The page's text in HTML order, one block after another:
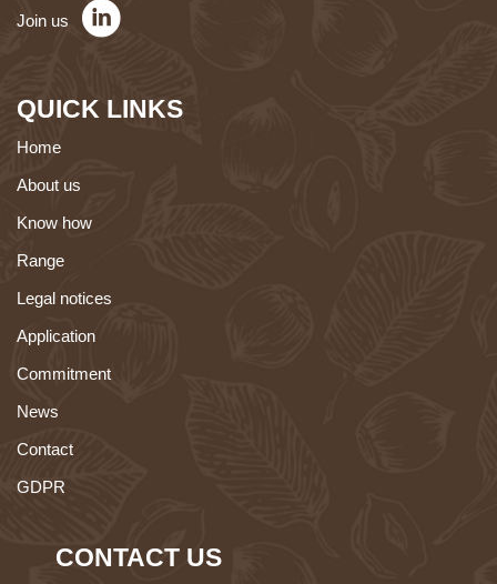
Join us
QUICK LINKS
Home
About us
Know how
Range
Legal notices
Application
Commitment
News
Contact
GDPR
CONTACT US